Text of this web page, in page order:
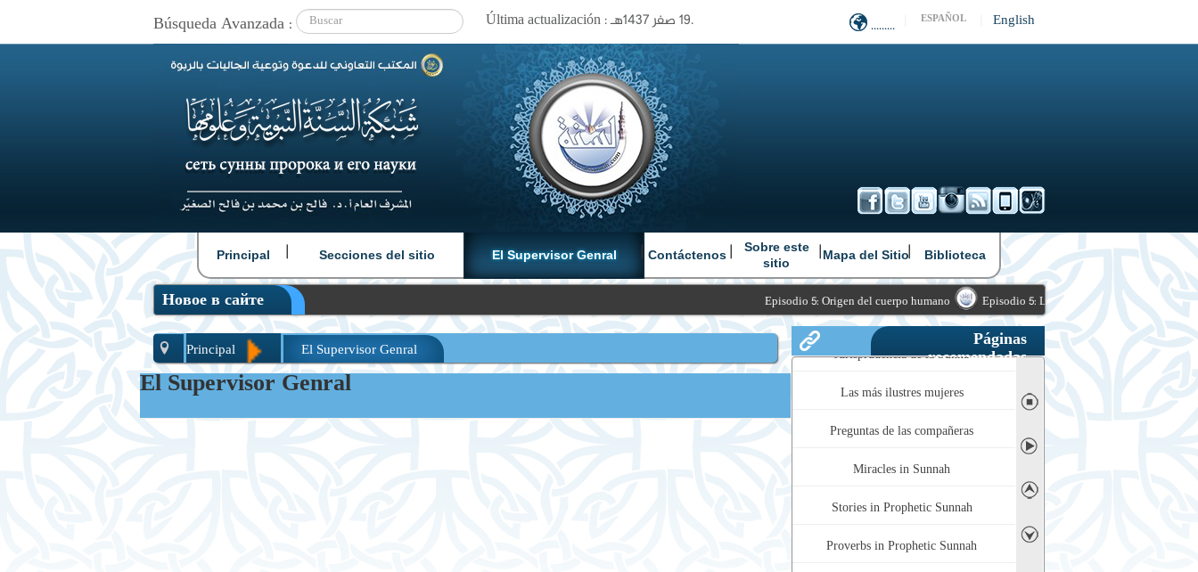
Búsqueda Avanzada : Última actualización : ١٩ صفر ١٤٣٧هـ. English
ESPAÑOL
.........
Principal | Secciones del sitio El Supervisor Genral | Contáctenos |
Sobre este
sitio
|Mapa del Sitio| Biblioteca
Новое в сайте Episodio 5: Origen del cuerpo humano Episodio 5: La Sunna en boca del Profeta (PB) (2
Principal El Supervisor Genral
El Supervisor Genral
Páginas
recomendadas
◼
➤
➤
➤